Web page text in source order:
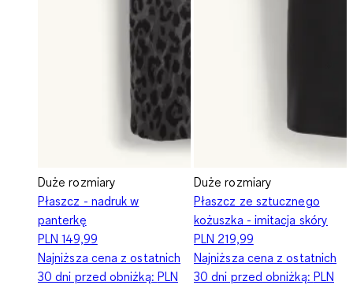
Duże rozmiary
Płaszcz - nadruk w
panterkę
PLN 149,99
Najniższa cena z ostatnich
30 dni przed obniżką: PLN
Duże rozmiary
Płaszcz ze sztucznego
kożuszka - imitacja skóry
PLN 219,99
Najniższa cena z ostatnich
30 dni przed obniżką: PLN